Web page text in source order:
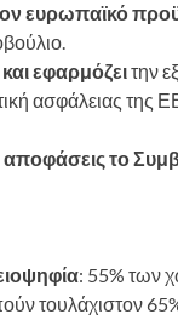
ευρωπαϊκό
εφαρμόζειτην
ασφάλειας της
το
: 55% των
τουλάχιστον